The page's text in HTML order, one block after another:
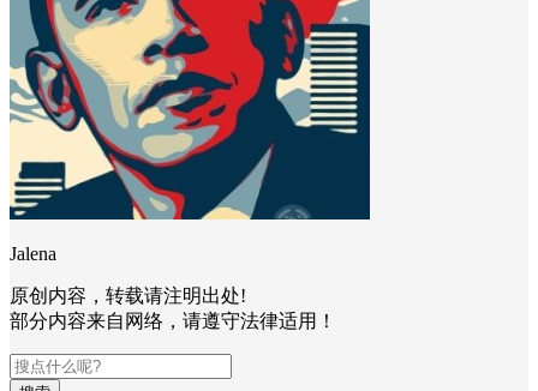
Jalena
原创内容，转载请注明出处!
部分内容来自网络，请遵守法律适用！